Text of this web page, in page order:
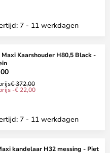
7 - 11 werkdagen
Kaarshouder H80,5 Black -
€ 372,00
-€ 22,00
7 - 11 werkdagen
kandelaar H32 messing - Piet